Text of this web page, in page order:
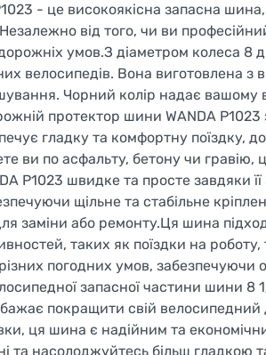
- це високоякісна запасна
від того, чи ви
умов.З діаметром колеса 8
велосипедів. Вона виготовлена з
Чорний колір надає
протектор шини WANDA P1023
гладку та комфортну поїздку,
ви по асфальту, бетону чи
P1023 швидке та просте завдяки
щільне та стабільне
заміни або ремонту.Ця шина
таких як поїздки на роботу,
погодних умов, забезпечуючи
запасної частини шини 8
покращити свій велосипедний
ця шина є надійним та
та насолоджуйтесь більш